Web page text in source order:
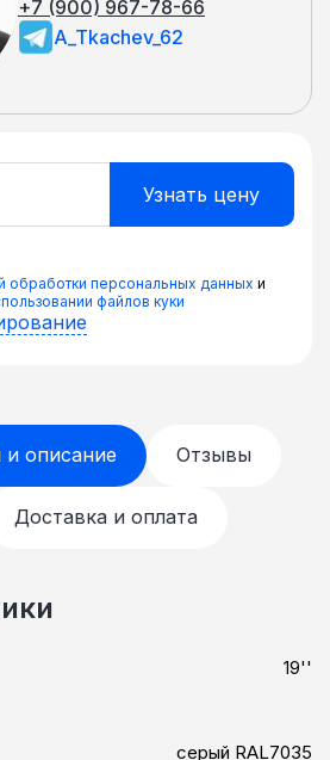
+7 (900) 967-78-66
A_Tkachev_62
обработки персональных данных и
файлов куки
и описание Отзывы
Доставка и оплата
19''
серый RAL7035